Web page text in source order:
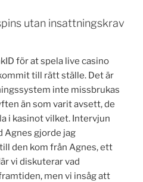
utan insattningskrav
för at spela live casino
till rätt ställe. Det är
inte missbrukas
än som varit avsett, de
i kasinot vilket. Intervjun
Agnes gjorde jag
den kom från Agnes, ett
vi diskuterar vad
men vi insåg att